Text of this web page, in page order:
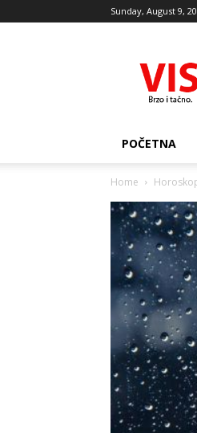
Sunday, August 9,
portal
POČETNA
Home